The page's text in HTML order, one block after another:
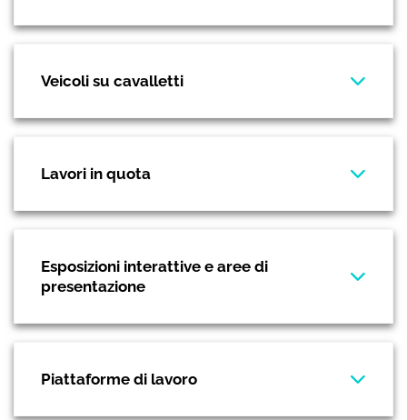
Veicoli su cavalletti
Lavori in quota
Esposizioni interattive e aree di
presentazione
Piattaforme di lavoro